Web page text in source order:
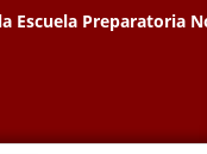
Escuela Preparatoria